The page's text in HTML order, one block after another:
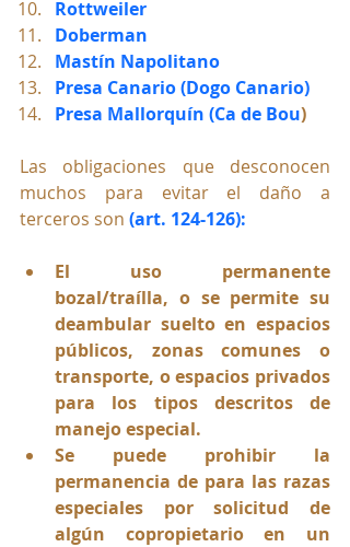
Rottweiler
Doberman
Mastín Napolitano
Presa Canario (Dogo Canario)
Presa Mallorquín (Ca de Bou)
Las obligaciones que desconocen
muchos para evitar el daño a
terceros son (art. 124-126):
El uso permanente
bozal/traílla, o se permite su
deambular suelto en espacios
públicos, zonas comunes o
transporte, o espacios privados
para los tipos descritos de
manejo especial.
Se puede prohibir la
permanencia de para las razas
especiales por solicitud de